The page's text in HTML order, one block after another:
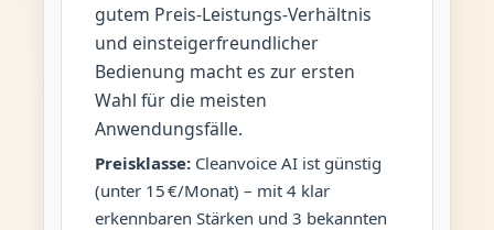
gutem Preis-Leistungs-Verhältnis
und einsteigerfreundlicher
Bedienung macht es zur ersten
Wahl für die meisten
Anwendungsfälle.
Preisklasse:Cleanvoice AI ist günstig
(unter 15 €/Monat) – mit 4 klar
erkennbaren Stärken und 3 bekannten